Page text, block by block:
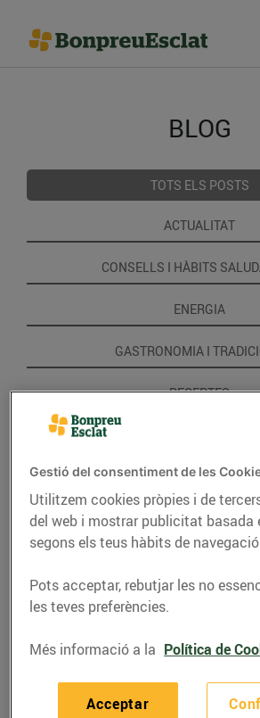
BLOG
TOTS ELS POSTS
ACTUALITAT
CONSELLS I HÀBITS
ENERGIA
GASTRONOMIA I
RECEPTES
RECEPTES
Mandonguilles
Gestió del consentiment de les
Utilitzem cookies pròpies i de
del web i mostrar publicitat basada
segons els teus hàbits de
Pots acceptar, rebutjar les no
les teves preferències.
Més informació a la Política de
Acceptar